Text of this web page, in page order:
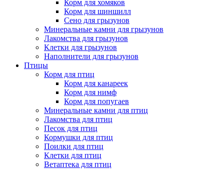
Корм для хомяков
Корм для шиншилл
Сено для грызунов
Минеральные камни для грызунов
Лакомства для грызунов
Клетки для грызунов
Наполнители для грызунов
Птицы
Корм для птиц
Корм для канареек
Корм для нимф
Корм для попугаев
Минеральные камни для птиц
Лакомства для птиц
Песок для птиц
Кормушки для птиц
Поилки для птиц
Клетки для птиц
Ветаптека для птиц